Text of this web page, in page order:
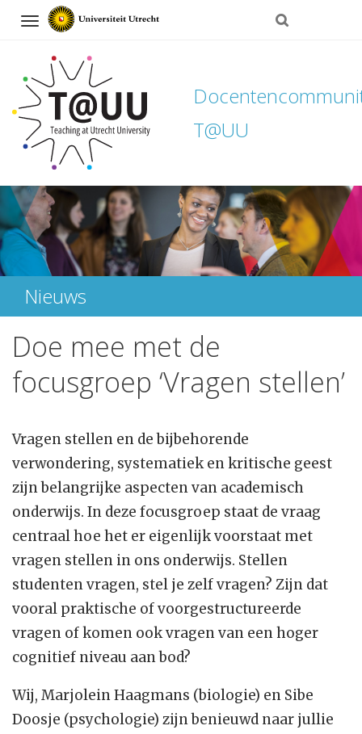
Navigation
T@UU
Direct
naar
het
inhoud
Nieuws
Doe mee met de
focusgroep ‘Vragen stellen’
Vragen stellen en de bijbehorende
verwondering, systematiek en kritische geest
zijn belangrijke aspecten van academisch
onderwijs. In deze focusgroep staat de vraag
centraal hoe het er eigenlijk voorstaat met
vragen stellen in ons onderwijs. Stellen
studenten vragen, stel je zelf vragen? Zijn dat
vooral praktische of voorgestructureerde
vragen of komen ook vragen van een hoger
cognitief niveau aan bod?
Wij, Marjolein Haagmans (biologie) en Sibe
Doosje (psychologie) zijn benieuwd naar jullie